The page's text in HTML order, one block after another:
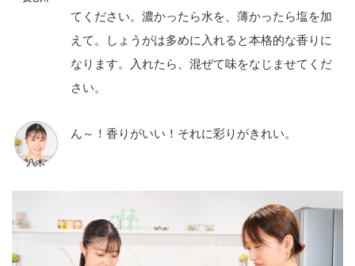
てください。濃かったら水を、薄かったら塩を加
えて。しょうがは多めに入れると本格的な香りに
なります。入れたら、混ぜて味をなじませてくだ
さい。
ん～！香りがいい！それに彩りがきれい。